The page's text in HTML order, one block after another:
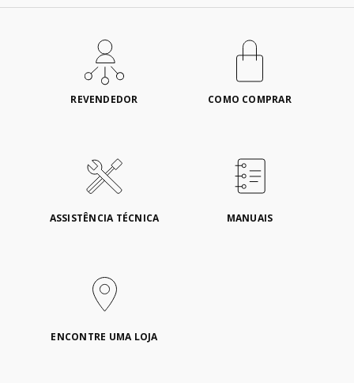
REVENDEDOR COMO COMPRAR
ASSISTÊNCIA TÉCNICA MANUAIS
ENCONTRE UMA LOJA